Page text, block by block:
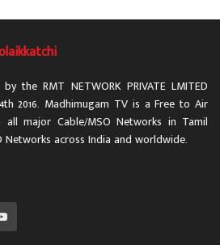
the RMT NETWORK PRIVATE LMITED
2016. Madhimugam TV is a Free to Air
all major Cable/MSO Networks in Tamil
across India and worldwide.